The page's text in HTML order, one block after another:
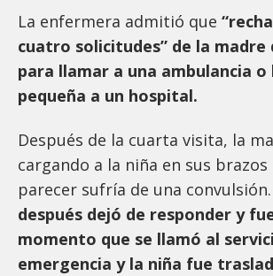
La enfermera admitió que
cuatro solicitudes” de la madre
para llamar a una ambulancia o
pequeña a un hospital.
Después de la cuarta visita, la
cargando a la niña en sus brazos
parecer sufría de una convulsión.
después dejó de responder y
momento que se llamó al
emergencia y la niña fue